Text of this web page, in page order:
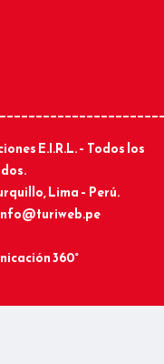
E.I.R.L. – Todos los
Lima – Perú.
info@turiweb.pe
360°